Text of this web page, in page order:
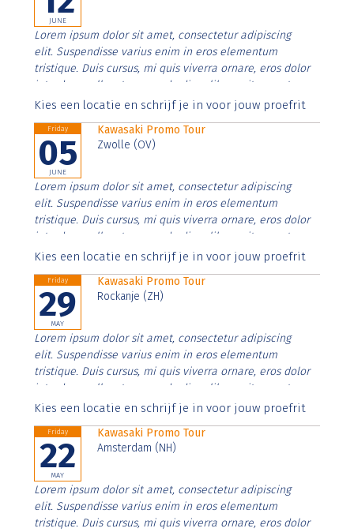
JUNE
Lorem ipsum dolor sit amet, consectetur adipiscing
elit. Suspendisse varius enim in eros elementum
tristique. Duis cursus, mi quis viverra ornare, eros dolor
interdum nulla, ut commodo diam libero vitae erat.
Aenean faucibus nibh et justo cursus id rutrum lorem
Kies een locatie en schrijf je in voor jouw proefrit
Friday
05
JUNE
Kawasaki Promo Tour
Zwolle (OV)
Lorem ipsum dolor sit amet, consectetur adipiscing
elit. Suspendisse varius enim in eros elementum
tristique. Duis cursus, mi quis viverra ornare, eros dolor
interdum nulla, ut commodo diam libero vitae erat.
Aenean faucibus nibh et justo cursus id rutrum lorem
Kies een locatie en schrijf je in voor jouw proefrit
Friday
29
MAY
Kawasaki Promo Tour
Rockanje (ZH)
Lorem ipsum dolor sit amet, consectetur adipiscing
elit. Suspendisse varius enim in eros elementum
tristique. Duis cursus, mi quis viverra ornare, eros dolor
interdum nulla, ut commodo diam libero vitae erat.
Aenean faucibus nibh et justo cursus id rutrum lorem
Kies een locatie en schrijf je in voor jouw proefrit
Friday
22
MAY
Kawasaki Promo Tour
Amsterdam (NH)
Lorem ipsum dolor sit amet, consectetur adipiscing
elit. Suspendisse varius enim in eros elementum
tristique. Duis cursus, mi quis viverra ornare, eros dolor